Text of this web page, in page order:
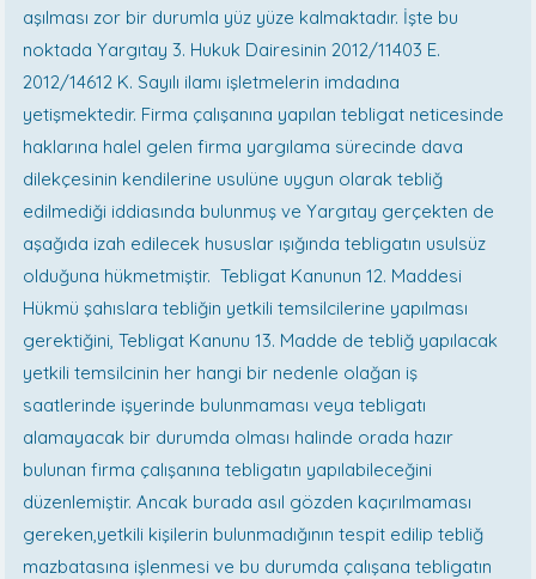
aşılması zor bir durumla yüz yüze kalmaktadır. İşte bu
noktada Yargıtay 3. Hukuk Dairesinin 2012/11403 E.
2012/14612 K. Sayılı ilamı işletmelerin imdadına
yetişmektedir. Firma çalışanına yapılan tebligat neticesinde
haklarına halel gelen firma yargılama sürecinde dava
dilekçesinin kendilerine usulüne uygun olarak tebliğ
edilmediği iddiasında bulunmuş ve Yargıtay gerçekten de
aşağıda izah edilecek hususlar ışığında tebligatın usulsüz
olduğuna hükmetmiştir. Tebligat Kanunun 12. Maddesi
Hükmü şahıslara tebliğin yetkili temsilcilerine yapılması
gerektiğini, Tebligat Kanunu 13. Madde de tebliğ yapılacak
yetkili temsilcinin her hangi bir nedenle olağan iş
saatlerinde işyerinde bulunmaması veya tebligatı
alamayacak bir durumda olması halinde orada hazır
bulunan firma çalışanına tebligatın yapılabileceğini
düzenlemiştir. Ancak burada asıl gözden kaçırılmaması
gereken,yetkili kişilerin bulunmadığının tespit edilip tebliğ
mazbatasına işlenmesi ve bu durumda çalışana tebligatın